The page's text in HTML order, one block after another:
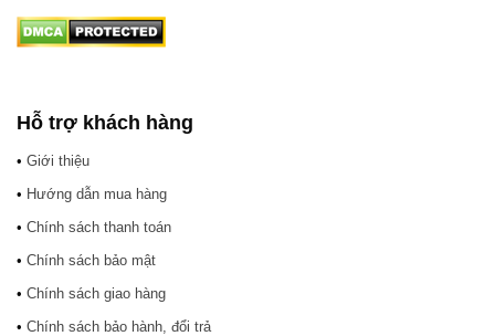
Hỗ trợ khách hàng
• Giới thiệu
• Hướng dẫn mua hàng
• Chính sách thanh toán
• Chính sách bảo mật
• Chính sách giao hàng
• Chính sách bảo hành, đổi trả